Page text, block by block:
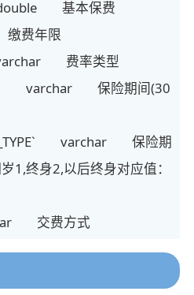
基本保费
费年限
费率类型
varchar 保险期间(30
varchar 保险期
1,终身2,以后终身对应值：
交费方式